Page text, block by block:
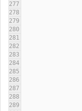
277
278
279
280
281
282
283
284
285
286
287
288
289